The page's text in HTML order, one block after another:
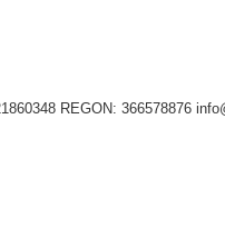
REGON: 366578876